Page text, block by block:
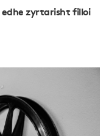
edhe zyrtarisht filloi